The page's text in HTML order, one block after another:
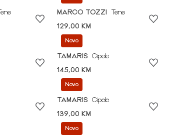
Tene
MARCO TOZZI
Tene
129,00 KM
Novo
TAMARIS
Cipele
145,00 KM
Novo
TAMARIS
Cipele
139,00 KM
Novo